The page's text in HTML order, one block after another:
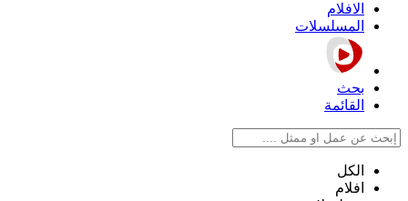
الافلام
المسلسلات
بحث
القائمة
الكل
افلام